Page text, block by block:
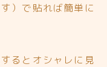
）で貼れば簡単に
るとオシャレに見